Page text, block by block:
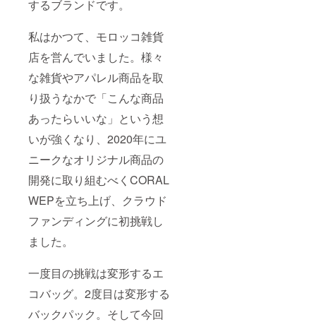
するブランドです。
私はかつて、モロッコ雑貨
店を営んでいました。様々
な雑貨やアパレル商品を取
り扱うなかで「こんな商品
あったらいいな」という想
いが強くなり、2020年にユ
ニークなオリジナル商品の
開発に取り組むべくCORAL
WEPを立ち上げ、クラウド
ファンディングに初挑戦し
ました。
一度目の挑戦は変形するエ
コバッグ。2度目は変形する
バックパック。そして今回